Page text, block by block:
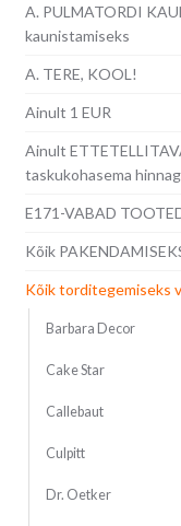
A. PULMATORDI
kaunistamiseks
A. TERE, KOOL!
Ainult 1 EUR
Ainult
taskukohasema
E171-VABAD
Kõik
Kõik torditegemiseks
Barbara Decor
Cake Star
Callebaut
Culpitt
Dr. Oetker